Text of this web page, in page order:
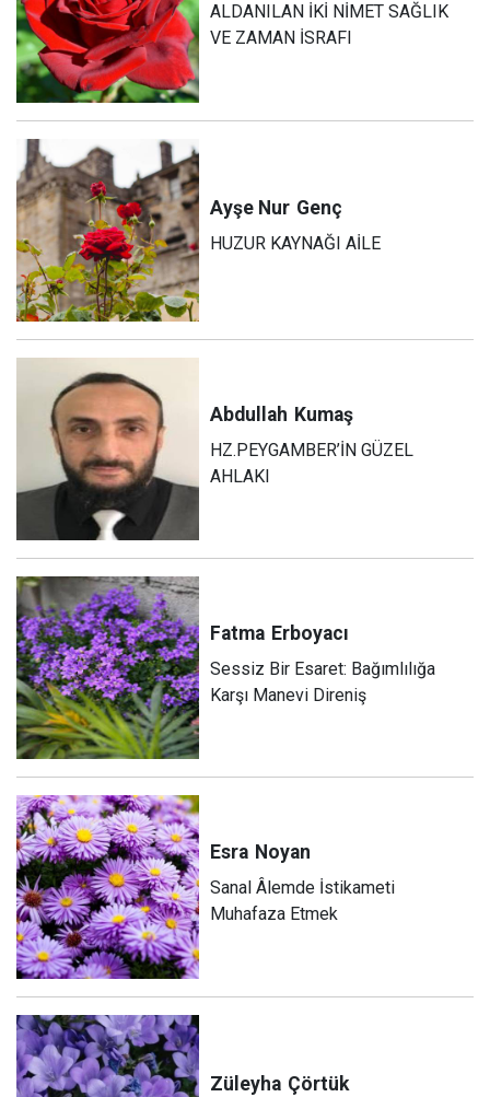
ALDANILAN İKİ NİMET SAĞLIK
VE ZAMAN İSRAFI
Ayşe Nur Genç
HUZUR KAYNAĞI AİLE
Abdullah Kumaş
HZ.PEYGAMBER’İN GÜZEL
AHLAKI
Fatma Erboyacı
Sessiz Bir Esaret: Bağımlılığa
Karşı Manevi Direniş
Esra Noyan
Sanal Âlemde İstikameti
Muhafaza Etmek
Züleyha Çörtük